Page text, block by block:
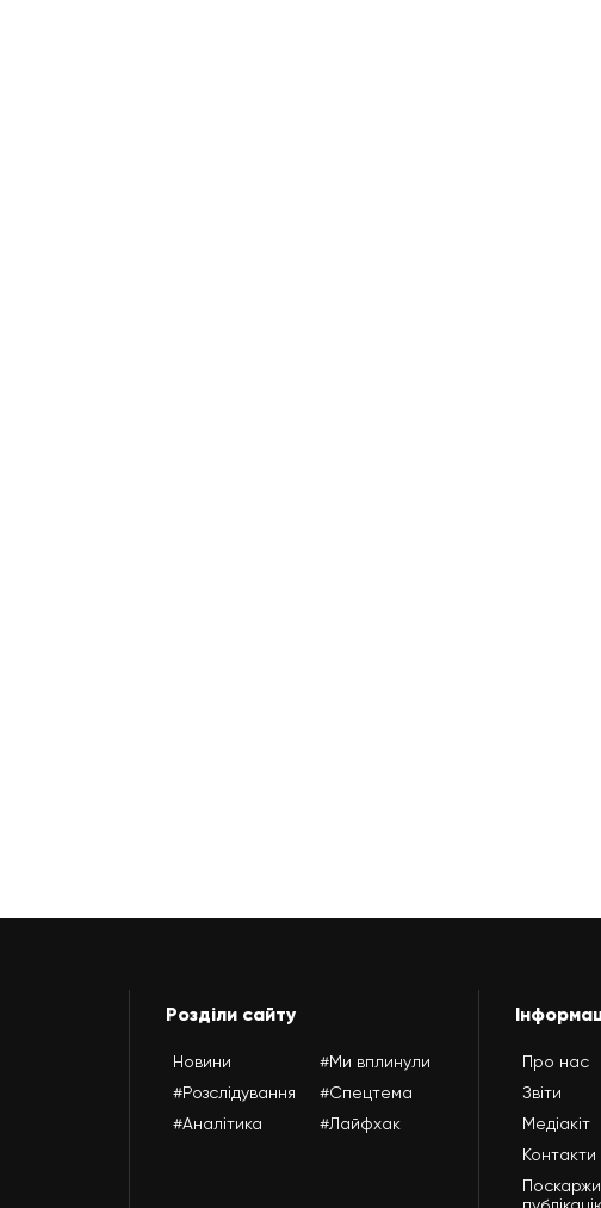
Розділи сайту
Новини
#Розслідування
#Аналітика
#Ми вплинули
#Спецтема
#Лайфхак
Про нас
Звіти
Медіакіт
Контакти